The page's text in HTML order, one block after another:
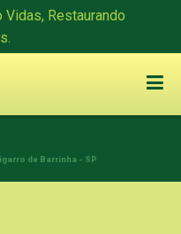
Vidas, Restaurando
de Barrinha - SP